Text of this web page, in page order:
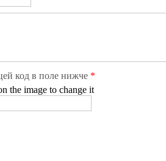
код в поле нижче *